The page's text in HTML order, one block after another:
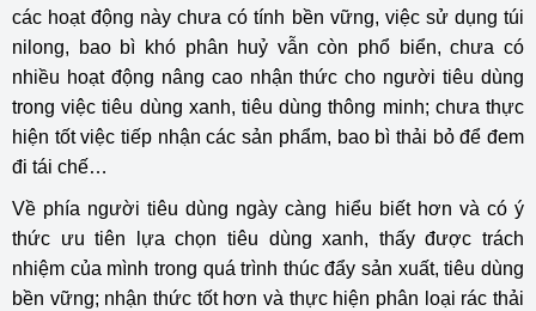
các hoạt động này chưa có tính bền vững, việc sử dụng túi
nilong, bao bì khó phân huỷ vẫn còn phổ biển, chưa có
nhiều hoạt động nâng cao nhận thức cho người tiêu dùng
trong việc tiêu dùng xanh, tiêu dùng thông minh; chưa thực
hiện tốt việc tiếp nhận các sản phẩm, bao bì thải bỏ để đem
đi tái chế…
Về phía người tiêu dùng ngày càng hiểu biết hơn và có ý
thức ưu tiên lựa chọn tiêu dùng xanh, thấy được trách
nhiệm của mình trong quá trình thúc đẩy sản xuất, tiêu dùng
bền vững; nhận thức tốt hơn và thực hiện phân loại rác thải